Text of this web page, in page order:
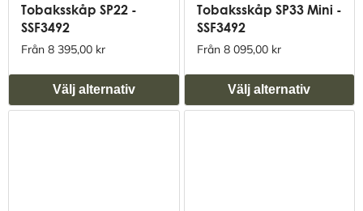
Tobaksskåp SP22 -
SSF3492
Från 8 395,00 kr
Välj alternativ
Tobaksskåp SP33 Mini -
SSF3492
Från 8 095,00 kr
Välj alternativ